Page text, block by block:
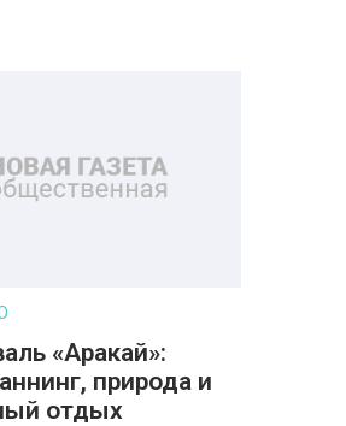
«Аракай»:
природа и
отдых